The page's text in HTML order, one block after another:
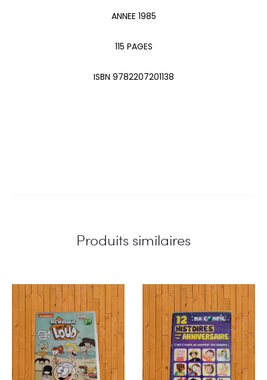
ANNEE 1985
115 PAGES
ISBN 9782207201138
Produits similaires